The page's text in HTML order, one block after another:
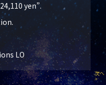
yen”.
LO
次へ
>